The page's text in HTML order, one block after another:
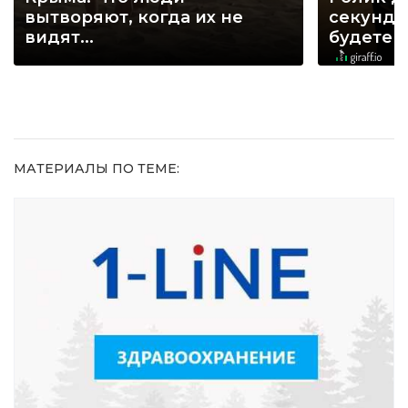
вытворяют, когда их не
видят...
секунд,
будете
МАТЕРИАЛЫ ПО ТЕМЕ: